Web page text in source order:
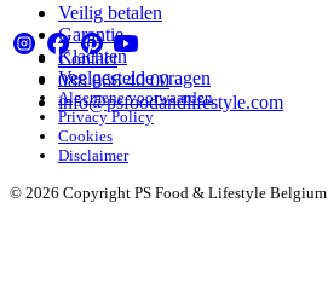
Veilig betalen
Garantie
Klachten
Veelgestelde vragen
Contact
088 066 40 00
info@psfoodandlifestyle.com
Algemene voorwaarden
Privacy Policy
Cookies
Disclaimer
© 2026 Copyright PS Food & Lifestyle Belgium